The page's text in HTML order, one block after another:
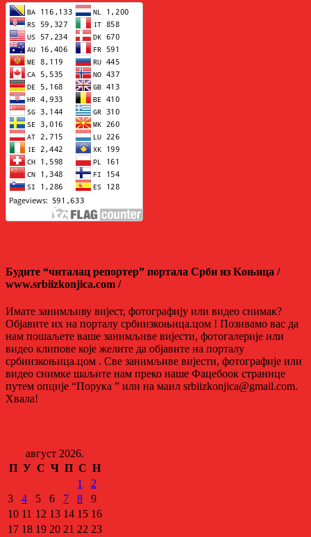
Будите “читалац репортер” портала Срби из Kоњица /
www.srbiizkonjica.com /
Имате занимљиву вијест, фотографију или видео снимак?
Објавите их на порталу србиизкоњица.цом ! Позивамо вас да
нам пошаљете ваше занимљиве вијести, фотогалерије или
видео клипове које желите да објавите на порталу
србиизкоњица.цом . Све занимљиве вијести, фотографије или
видео снимке шаљите нам преко наше Фацебоок странице
путем опције “Порука ” или на маил srbiizkonjica@gmail.com.
Хвала!
август 2026.
П У С Ч П С Н
1
2
3
4 5 6 7 8
9
10 11 12 13 14 15 16
17 18 19 20 21 22 23